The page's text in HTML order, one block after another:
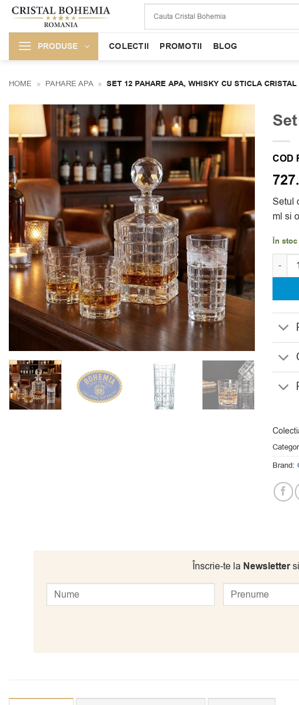
Skip
content
PRODUSE COLECTII PROMOTII BLOG
HOME » PAHARE APA » SET 12 PAHARE APA, WHISKY CU STICLA
COD
Setul
ml si
În stoc
Brand:
Înscrie-te la Newsletter